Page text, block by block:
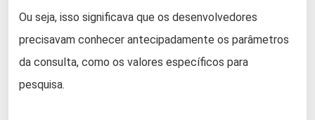
Ou seja, isso significava que os desenvolvedores
precisavam conhecer antecipadamente os parâmetros
da consulta, como os valores específicos para
pesquisa.